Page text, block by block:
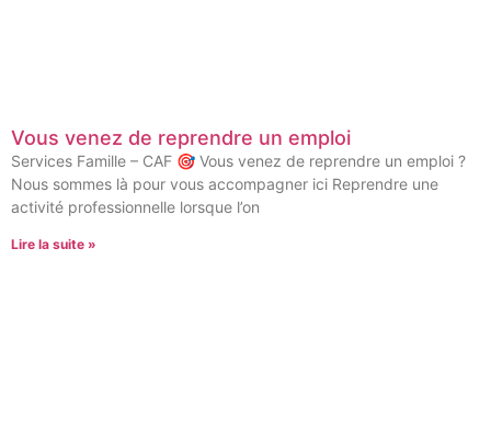
Vous venez de reprendre un emploi
Services Famille – CAF 🎯 Vous venez de reprendre un emploi ?
Nous sommes là pour vous accompagner ici Reprendre une
activité professionnelle lorsque l’on
Lire la suite »